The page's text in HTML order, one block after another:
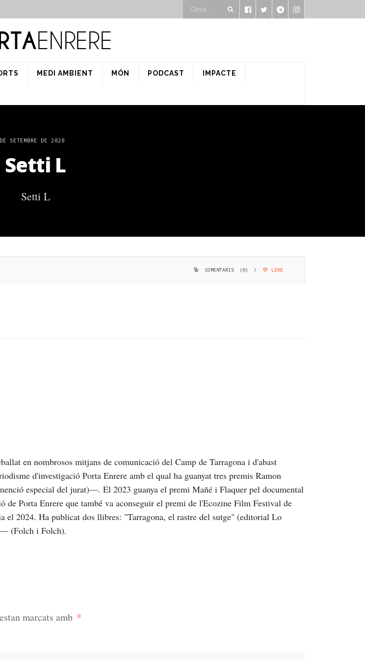
MEDI AMBIENT MÓN PODCAST IMPACTE
SETEMBRE DE 2020
Setti L
Setti L
LIKE
COMENTARIS (0) /
en nombrosos mitjans de comunicació del Camp de Tarragona i d'abast
d'investigació Porta Enrere amb el qual ha guanyat tres premis Ramon
especial del jurat)—. El 2023 guanya el premi Mañé i Flaquer pel documental
de Porta Enrere que també va aconseguir el premi de l'Ecozine Film Festival de
el 2024. Ha publicat dos llibres: "Tarragona, el rastre del sutge" (editorial Lo
(Folch i Folch).
marcats amb *